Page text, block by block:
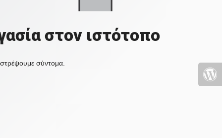
στον ιστότοπο
σύντομα.